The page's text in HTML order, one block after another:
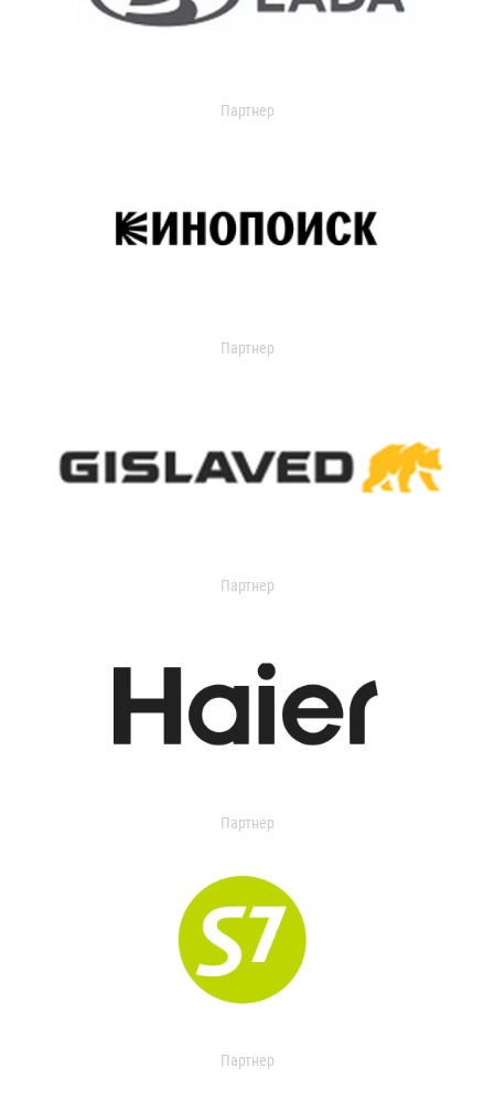
Партнер
Партнер
Партнер
Партнер
Партнер